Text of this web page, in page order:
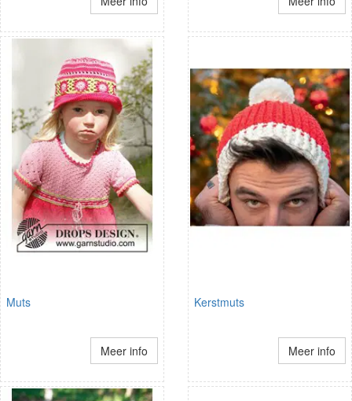
Muts
Meer info
Kerstmuts
Meer info